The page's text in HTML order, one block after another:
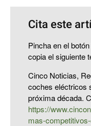
Cita este
Pincha en el
copia el siguiente
Cinco Noticias,
coches eléctricos
próxima década.
https://
mas-